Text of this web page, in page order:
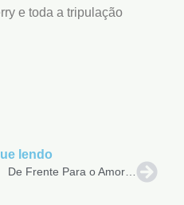
e toda a tripulação
lendo
De Frente Para o Amor na UICLAP